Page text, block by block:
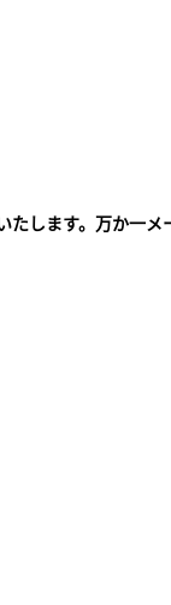
します。万か一メ